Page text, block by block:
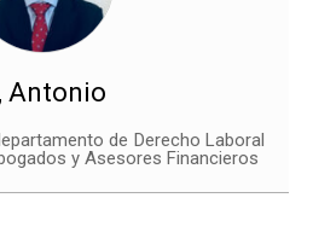
Antonio
de Derecho Laboral
y Asesores Financieros